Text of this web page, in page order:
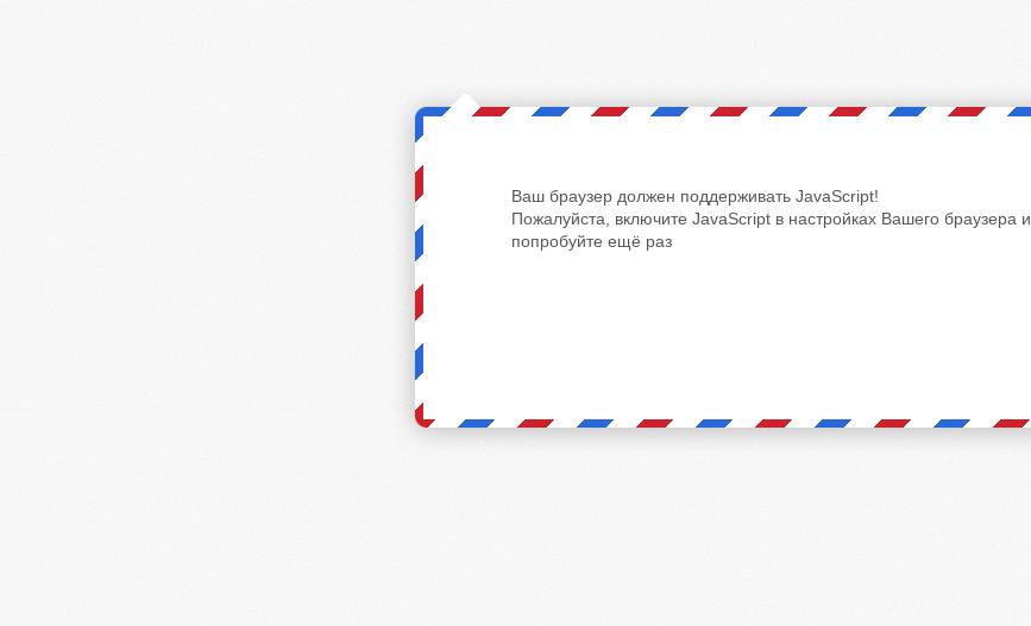
Ваш браузер должен поддерживать JavaScript!
Пожалуйста, включите JavaScript в настройках Вашего браузера и
попробуйте ещё раз